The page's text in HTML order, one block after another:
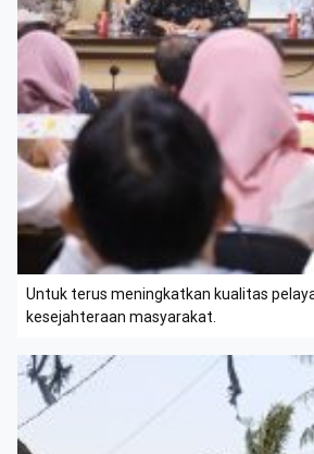
Untuk terus meningkatkan kualitas
kesejahteraan masyarakat.